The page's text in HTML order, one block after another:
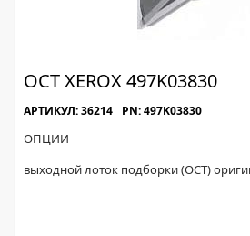
ОСТ XEROX 497K03830
АРТИКУЛ: 36214 PN: 497K03830
ОПЦИИ
выходной лоток подборки (OCT)